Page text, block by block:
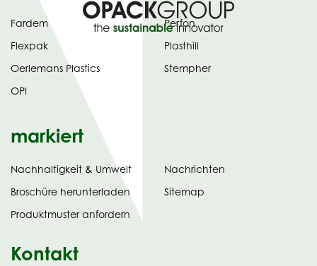
Fardem
Flexpak
Oerlemans Plastics
OPI
Perfon
Plasthill
Stempher
markiert
Nachhaltigkeit & Umwelt
Broschüre herunterladen
in
new
Produktmuster anfordern
Nachrichten
Sitemap
Kontakt